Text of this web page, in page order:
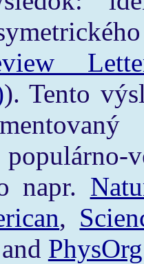
). Tento
napr.
,
and